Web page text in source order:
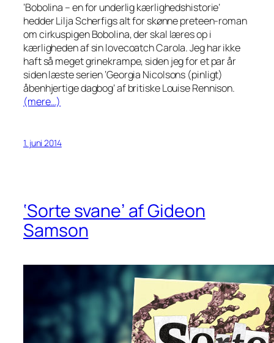
‘Bobolina – en for underlig kærlighedshistorie’
hedder Lilja Scherfigs alt for skønne preteen-roman
om cirkuspigen Bobolina, der skal læres op i
kærligheden af sin lovecoatch Carola. Jeg har ikke
haft så meget grinekrampe, siden jeg for et par år
siden læste serien ‘Georgia Nicolsons (pinligt)
åbenhjertige dagbog’ af britiske Louise Rennison.
(mere…)
1. juni 2014
‘Sorte svane’ af Gideon
Samson